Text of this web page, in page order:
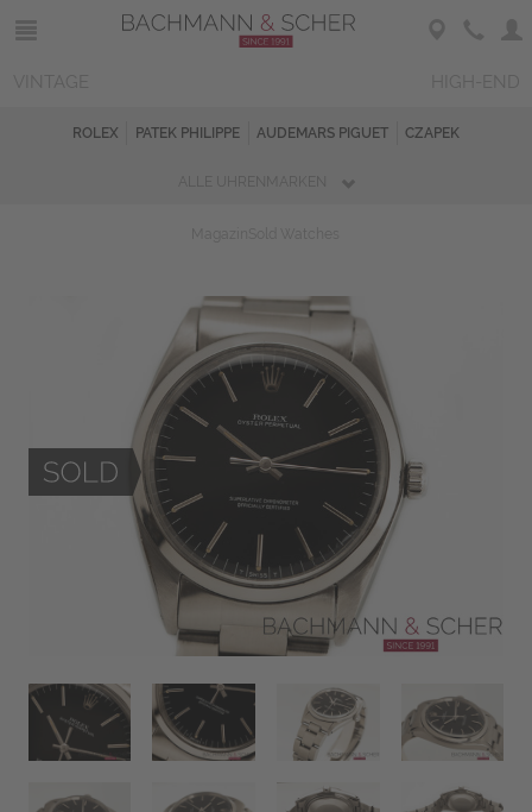
ROLEX PATEK PHILIPPE AUDEMARS PIGUET CZAPEK